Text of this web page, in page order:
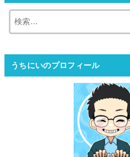
索:
うちにいのプロフィール